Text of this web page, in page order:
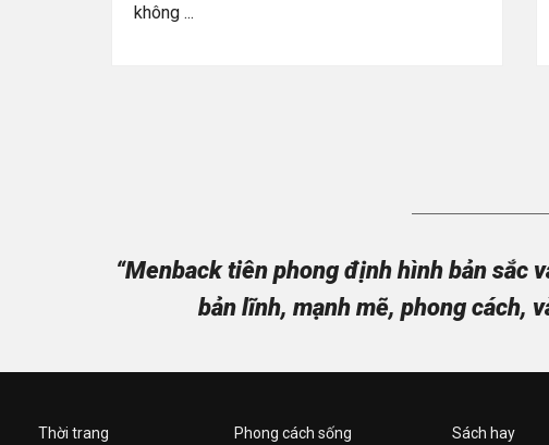
không ...
“Menback tiên phong định hình bản sắc
bản lĩnh, mạnh mẽ, phong cách,
Thời trang
Phong cách sống
Sách hay